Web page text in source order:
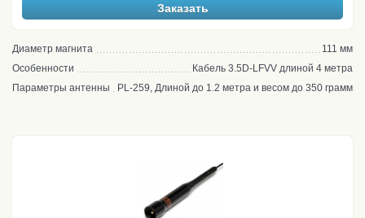
Заказать
Диаметр магнита
111 мм
Особенности
Кабель 3.5D-LFVV длиной 4 метра
Параметры антенны
PL-259, Длиной до 1.2 метра и весом до 350 грамм